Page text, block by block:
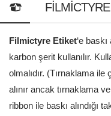
Filmictyre Etiket‘e
karbon şerit kullanılır.
olmalıdır. (Tırnaklama
alınır ancak tırnaklama
ribbon ile baskı alındığı